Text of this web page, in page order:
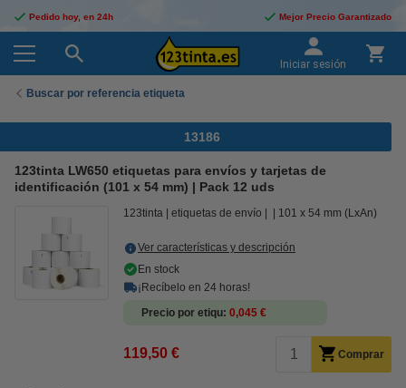
Pedido hoy, en 24h Mejor Precio Garantizado
Iniciar sesión
Buscar por referencia etiqueta
13186
123tinta LW650 etiquetas para envíos y tarjetas de
identificación (101 x 54 mm) | Pack 12 uds
123tinta etiquetas de envío 101 x 54 mm (LxAn)
Ver características y descripción
En stock
¡Recíbelo en 24 horas!
Precio por etiqu 0,045 €
119,50 € Comprar